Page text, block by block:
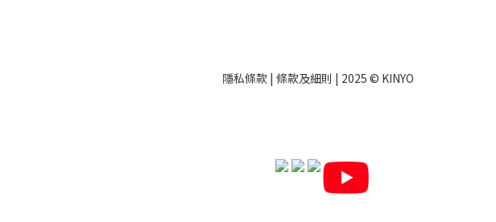
隱私條款 | 條款及細則 | 2025 © KINYO